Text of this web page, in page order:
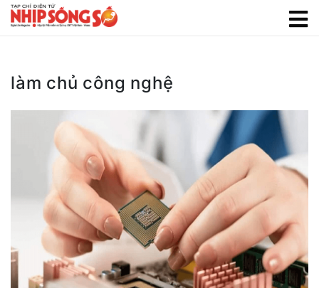
làm chủ công nghệ